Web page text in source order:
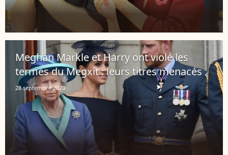
Meghan Markle et Harry ont violé les
termes du Megxit : leurs titres menacés
28 septembre 2020